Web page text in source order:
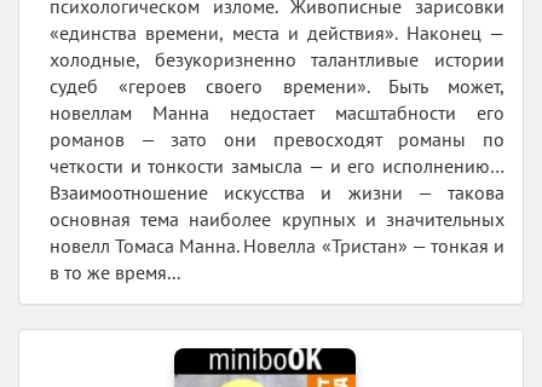
психологическом изломе. Живописные зарисовки
«единства времени, места и действия». Наконец —
холодные, безукоризненно талантливые истории
судеб «героев своего времени». Быть может,
новеллам Манна недостает масштабности его
романов — зато они превосходят романы по
четкости и тонкости замысла — и его исполнению…
Взаимоотношение искусства и жизни — такова
основная тема наиболее крупных и значительных
новелл Томаса Манна. Новелла «Тристан» — тонкая и
в то же время...